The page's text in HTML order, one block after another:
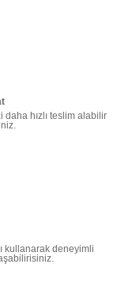
hızlı teslim alabilir
kullanarak deneyimli